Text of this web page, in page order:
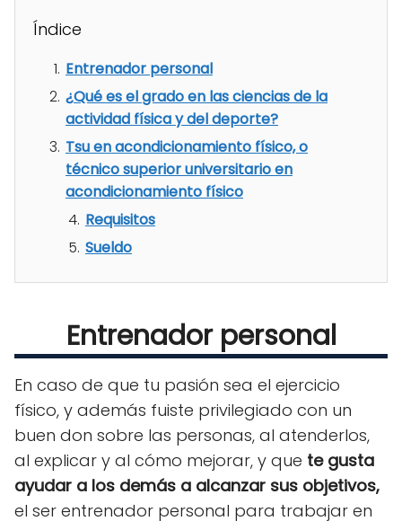
Índice
Entrenador personal
¿Qué es el grado en las ciencias de la
actividad física y del deporte?
Tsu en acondicionamiento físico, o
técnico superior universitario en
acondicionamiento físico
Requisitos
Sueldo
Entrenador personal
En caso de que tu pasión sea el ejercicio
físico, y además fuiste privilegiado con un
buen don sobre las personas, al atenderlos,
al explicar y al cómo mejorar, y que te gusta
ayudar a los demás a alcanzar sus objetivos,
el ser entrenador personal para trabajar en